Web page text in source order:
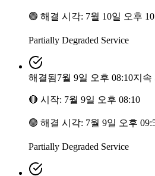
🟢 해결 시각: 7월 10일 오후
Partially Degraded Service
해결됨7월 9일 오후 08:10지속
🔴 시작: 7월 9일 오후 08:10
🟢 해결 시각: 7월 9일 오후
Partially Degraded Service